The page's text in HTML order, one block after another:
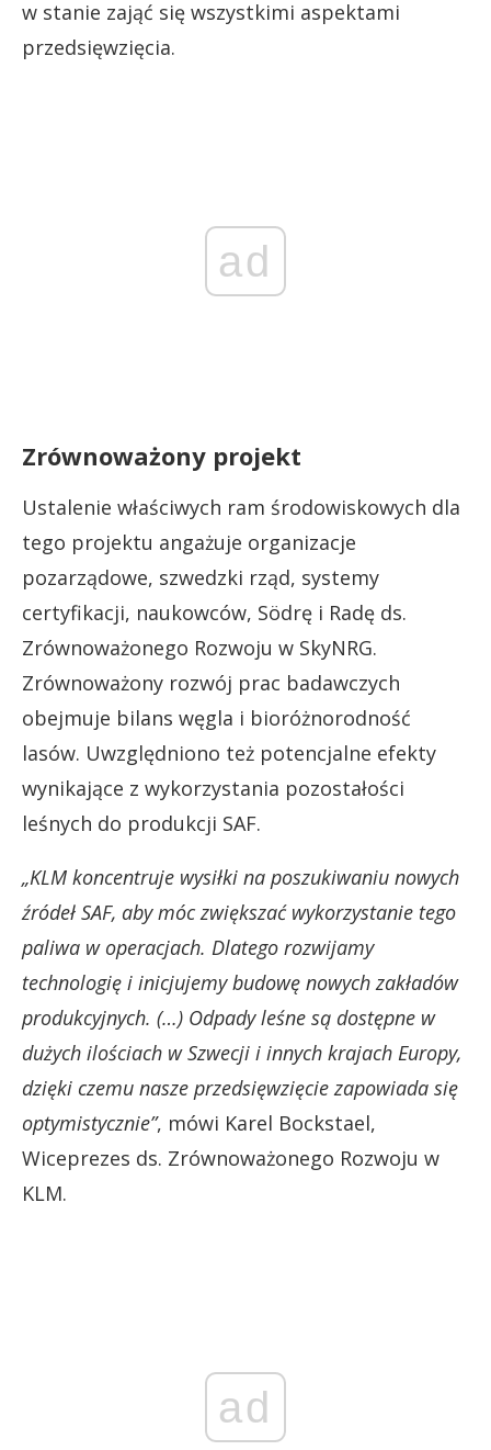
w stanie zająć się wszystkimi aspektami
przedsięwzięcia.
ad
Zrównoważony projekt
Ustalenie właściwych ram środowiskowych dla
tego projektu angażuje organizacje
pozarządowe, szwedzki rząd, systemy
certyfikacji, naukowców, Södrę i Radę ds.
Zrównoważonego Rozwoju w SkyNRG.
Zrównoważony rozwój prac badawczych
obejmuje bilans węgla i bioróżnorodność
lasów. Uwzględniono też potencjalne efekty
wynikające z wykorzystania pozostałości
leśnych do produkcji SAF.
„KLM koncentruje wysiłki na poszukiwaniu nowych
źródeł SAF, aby móc zwiększać wykorzystanie tego
paliwa w operacjach. Dlatego rozwijamy
technologię i inicjujemy budowę nowych zakładów
produkcyjnych. (…) Odpady leśne są dostępne w
dużych ilościach w Szwecji i innych krajach Europy,
dzięki czemu nasze przedsięwzięcie zapowiada się
optymistycznie”, mówi Karel Bockstael,
Wiceprezes ds. Zrównoważonego Rozwoju w
KLM.
ad